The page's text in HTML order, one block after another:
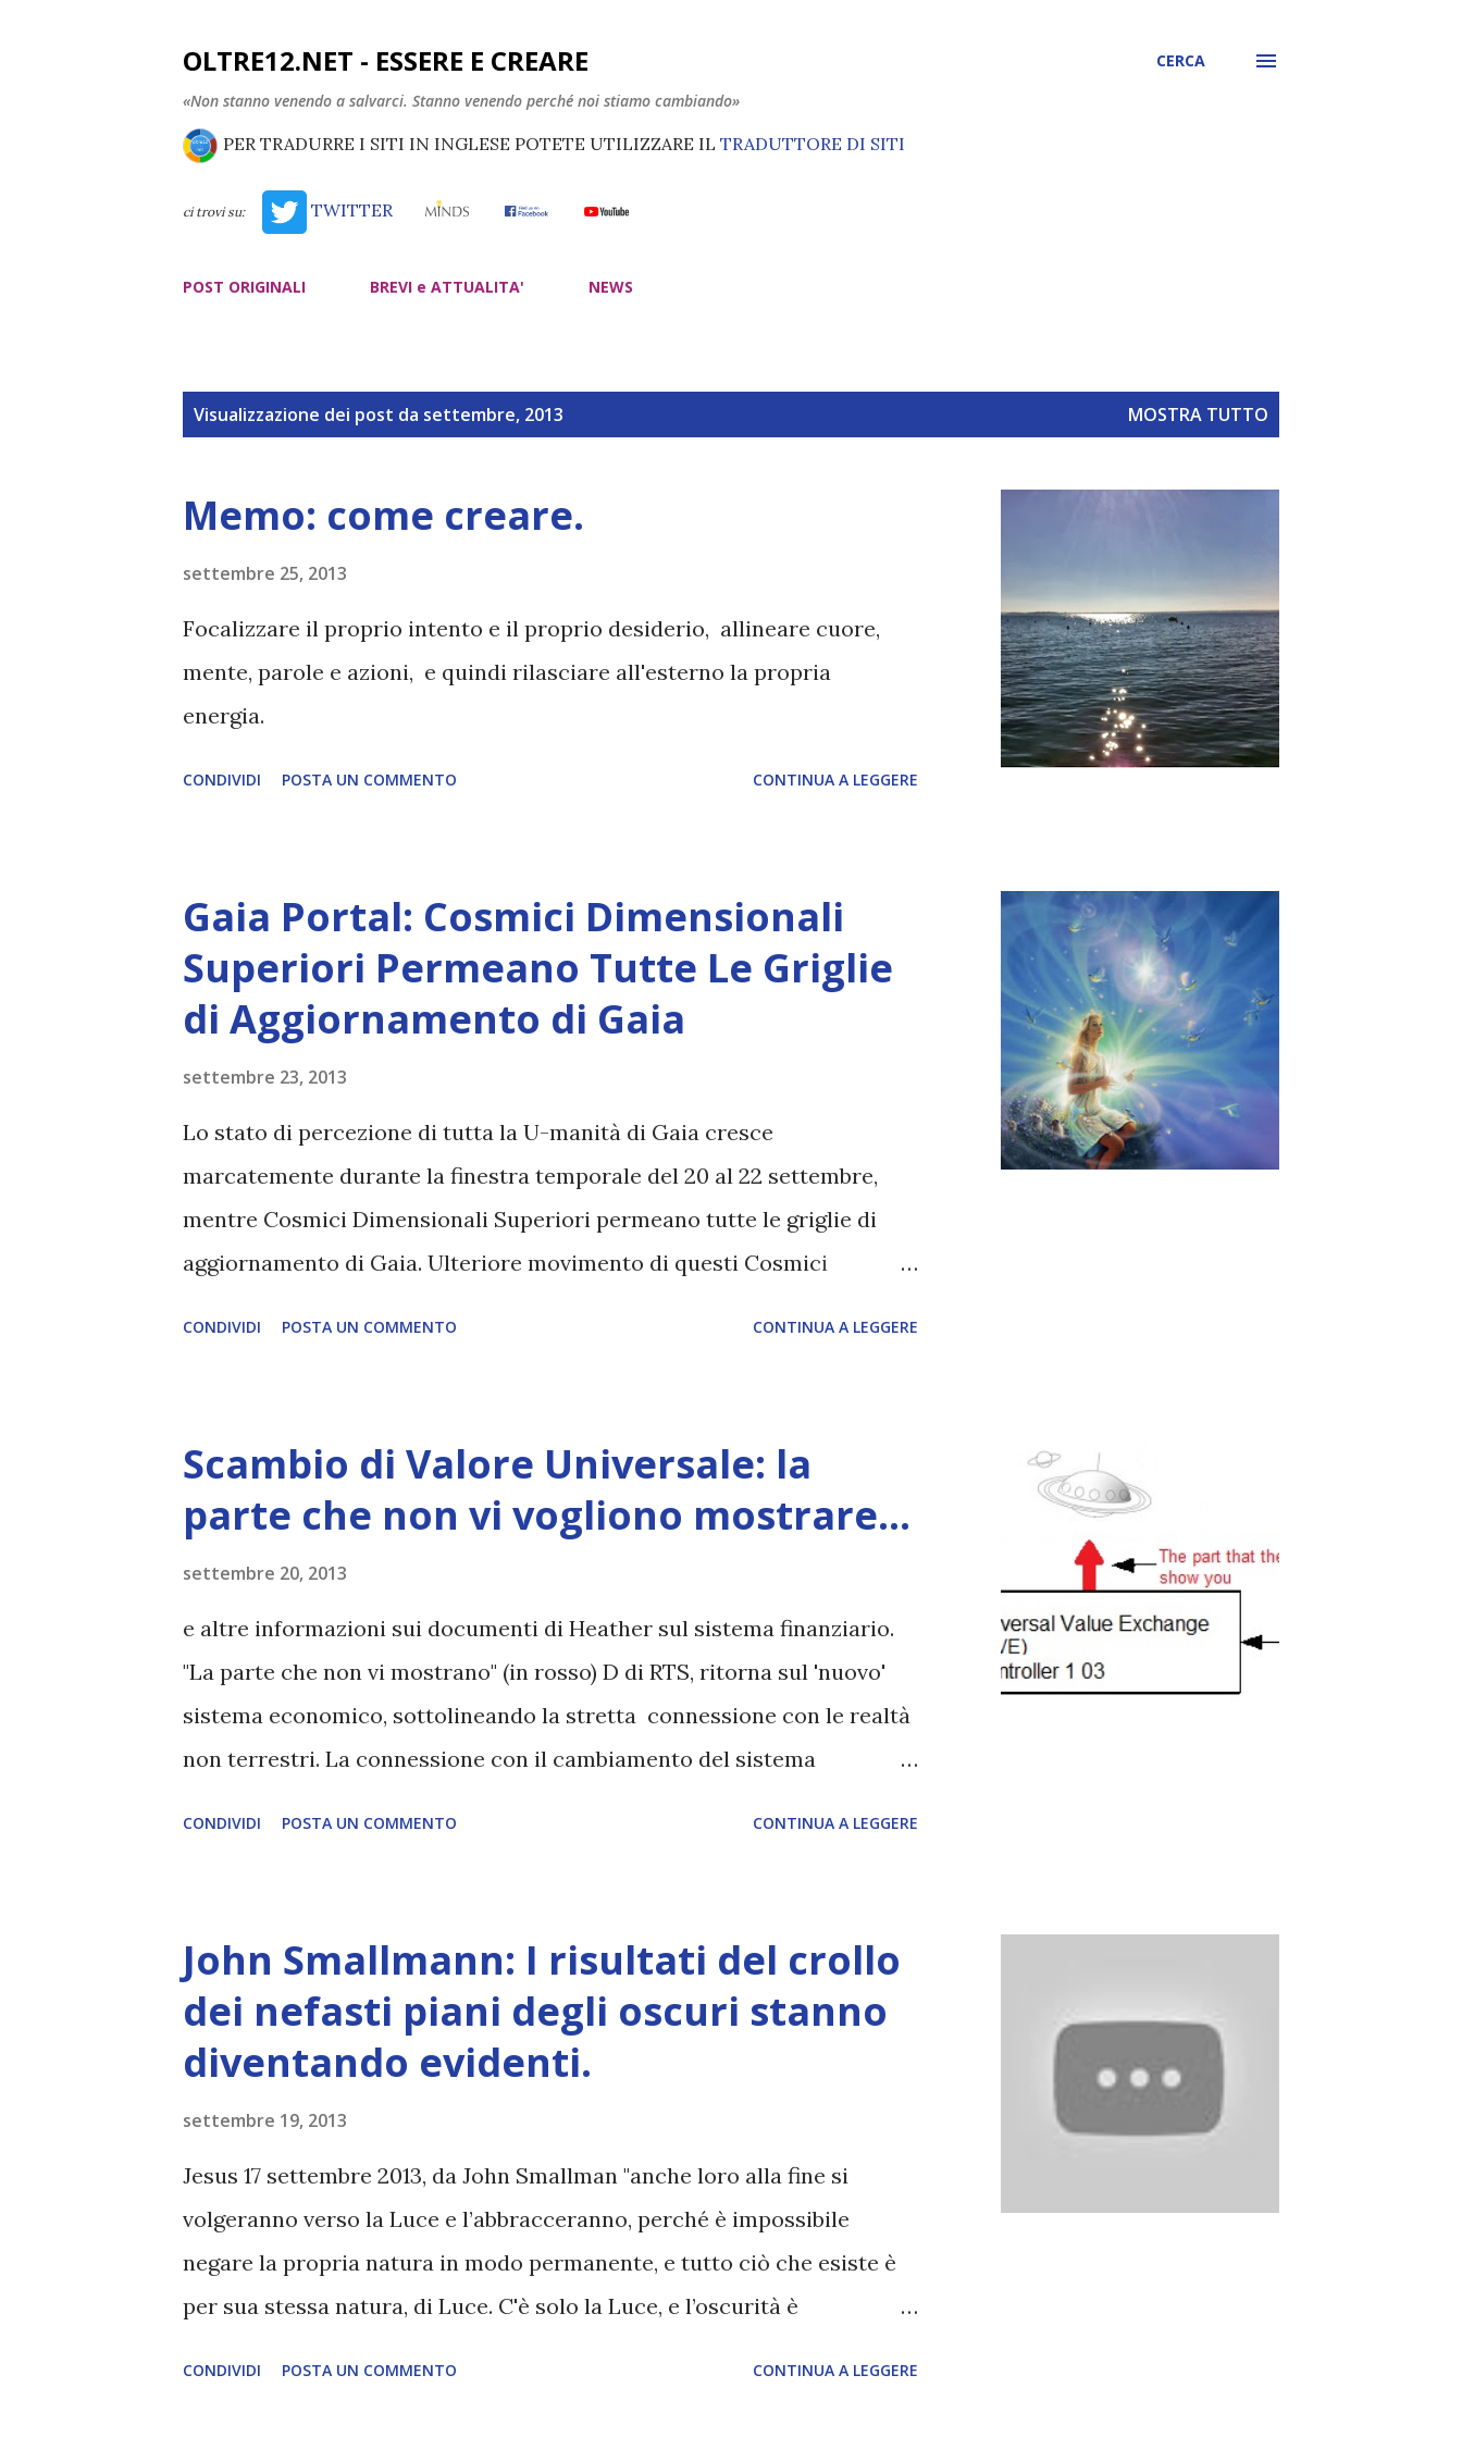
OLTRE12.NET - ESSERE E CREARE
«Non stanno venendo a salvarci. Stanno venendo perché noi stiamo cambiando»
CERCA
PER TRADURRE I SITI IN INGLESE POTETE UTILIZZARE IL TRADUTTORE DI SITI
ci trovi su: TWITTER
POST ORIGINALI BREVI e ATTUALITA' NEWS
Visualizzazione dei post da settembre, 2013 MOSTRA TUTTO
Memo: come creare.
settembre 25, 2013
Focalizzare il proprio intento e il proprio desiderio, allineare cuore,
mente, parole e azioni, e quindi rilasciare all'esterno la propria
energia.
CONDIVIDI POSTA UN COMMENTO CONTINUA A LEGGERE
Gaia Portal: Cosmici Dimensionali
Superiori Permeano Tutte Le Griglie
di Aggiornamento di Gaia
settembre 23, 2013
Lo stato di percezione di tutta la U-manità di Gaia cresce
marcatemente durante la finestra temporale del 20 al 22 settembre,
mentre Cosmici Dimensionali Superiori permeano tutte le griglie di
aggiornamento di Gaia. Ulteriore movimento di questi Cosmici
allineati con la paura" sono incapaci di mantenere tale stato, e
svaniscono da tutti i punti di vista dimensionali. La resistenza ai
Cosmici Dimensionali Superiori che sopraggiungono non è più una
CONDIVIDI POSTA UN COMMENTO CONTINUA A LEGGERE
Scambio di Valore Universale: la
parte che non vi vogliono mostrare...
settembre 20, 2013
e altre informazioni sui documenti di Heather sul sistema finanziario.
"La parte che non vi mostrano" (in rosso) D di RTS, ritorna sul 'nuovo'
sistema economico, sottolineando la stretta connessione con le realtà
non terrestri. La connessione con il cambiamento del sistema
manda un messaggio a 'chi ha le informazioni' ' oltre che in ' Skype
Message from Heather '. Comunque, interessanti considerazioni su
quello che, dal punto di vista finanziario, potrebbe attenderci...
oltre12.net Ecco cosa scrive D: Molte persone hanno chiesto riguardo ai
documenti che illustreranno il ...
CONDIVIDI POSTA UN COMMENTO CONTINUA A LEGGERE
John Smallmann: I risultati del crollo
dei nefasti piani degli oscuri stanno
diventando evidenti.
settembre 19, 2013
Jesus 17 settembre 2013, da John Smallman "anche loro alla fine si
volgeranno verso la Luce e l’abbracceranno, perché è impossibile
negare la propria natura in modo permanente, e tutto ciò che esiste è
per sua stessa natura, di Luce. C'è solo la Luce, e l’oscurità è
CONDIVIDI POSTA UN COMMENTO CONTINUA A LEGGERE